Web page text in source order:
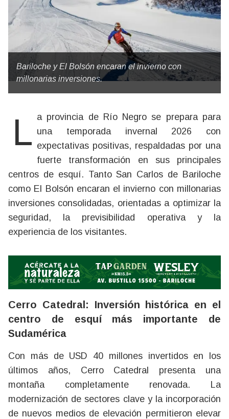
Bariloche y El Bolsón encaran el invierno con
millonarias inversiones.
La provincia de Río Negro se prepara para una temporada invernal 2026 con
expectativas positivas, respaldadas por una
fuerte transformación en sus principales
centros de esquí. Tanto San Carlos de Bariloche
como El Bolsón encaran el invierno con millonarias
inversiones consolidadas, orientadas a optimizar la
seguridad, la previsibilidad operativa y la
experiencia de los visitantes.
Cerro Catedral: Inversión histórica en el
centro de esquí más importante de
Sudamérica
Con más de USD 40 millones invertidos en los
últimos años, Cerro Catedral presenta una
montaña completamente renovada. La
modernización de sectores clave y la incorporación
de nuevos medios de elevación permitieron elevar